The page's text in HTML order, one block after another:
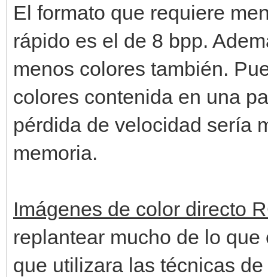
El formato que requiere
rápido es el de 8 bpp.
menos colores también.
colores contenida en una
pérdida de velocidad sería
memoria.
Imágenes de color directo
replantear mucho de lo
que utilizara las técnicas